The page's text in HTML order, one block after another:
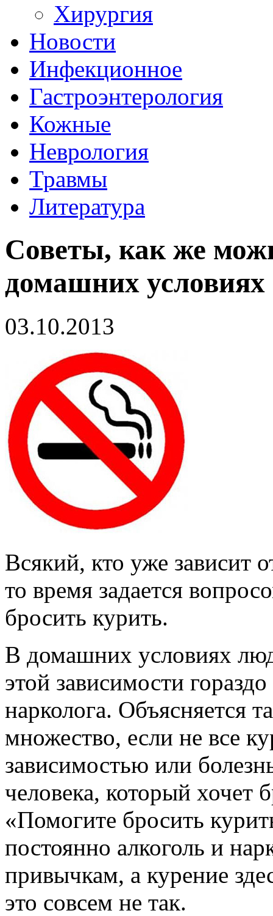
Хирургия
Новости
Инфекционное
Гастроэнтерология
Кожные
Неврология
Травмы
Литература
Советы, как же
домашних условиях
03.10.2013
Всякий, кто уже зависит
то время задается
бросить курить.
В домашних условиях
этой зависимости
нарколога. Объясняется
множество, если не все
зависимостью или
человека, который хочет
«Помогите бросить
постоянно алкоголь и
привычкам, а курение
это совсем не так.